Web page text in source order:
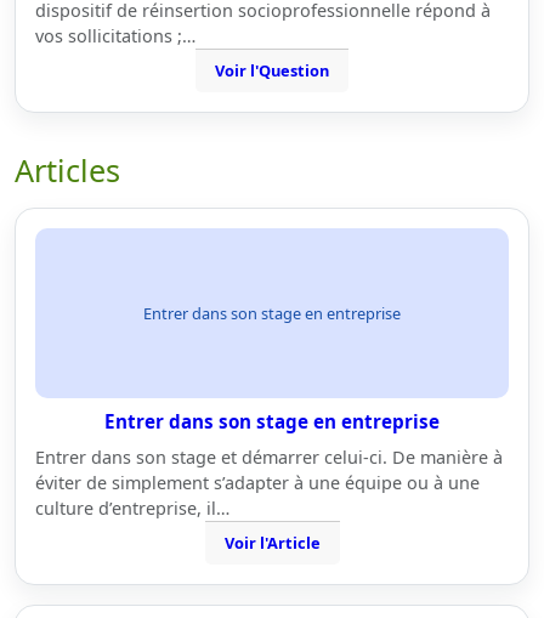
dispositif de réinsertion socioprofessionnelle répond à
vos sollicitations ;…
Voir l'Question
Articles
Entrer dans son stage en entreprise
Entrer dans son stage en entreprise
Entrer dans son stage et démarrer celui-ci. De manière à
éviter de simplement s’adapter à une équipe ou à une
culture d’entreprise, il…
Voir l'Article